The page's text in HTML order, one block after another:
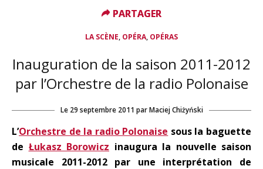
LA SCÈNE, OPÉRA, OPÉRAS
Inauguration de la saison 2011-2012
par l’Orchestre de la radio Polonaise
Le 29 septembre 2011 par Maciej Chiżyński
L’Orchestre de la radio Polonaise sous la baguette
de Łukasz Borowicz inaugura la nouvelle saison
musicale 2011-2012 par une interprétation de
PARTAGER
PARTAGER